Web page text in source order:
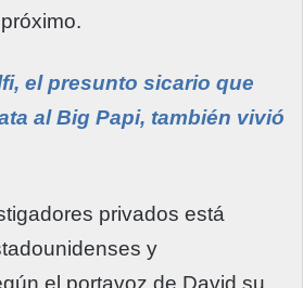
el presunto sicario que
al Big Papi, también vivió
privados está
y
el portavoz de David su